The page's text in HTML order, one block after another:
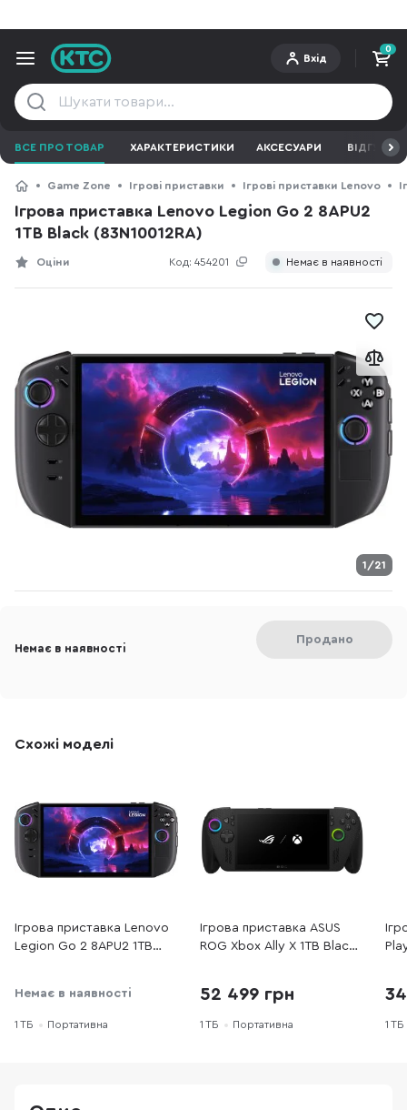
Вхід
0
ВСЕ ПРО ТОВАР ХАРАКТЕРИСТИКИ АКСЕСУАРИ ВІДГУКИ
Game Zone Ігрові приставки Ігрові приставки Lenovo
Ігрова приставка Lenovo Legion Go 2 8APU2
1TB Black (83N10012RA)
Код: 454201
Оціни Немає в наявності
1/21
Немає в наявності
Продано
Схожі моделі
Ігрова приставка Lenovo
Legion Go 2 8APU2 1TB
Немає в наявності
1 ТБ Портативна
Ігрова приставка ASUS
ROG Xbox Ally X 1TB Black
52 499 грн
1 ТБ Портативна 1 ТБ